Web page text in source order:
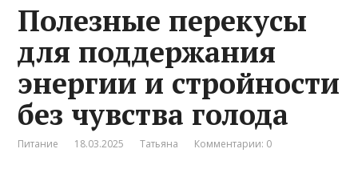
Полезные перекусы
для поддержания
энергии и стройности
без чувства голода
Питание 18.03.2025 Татьяна Комментарии: 0